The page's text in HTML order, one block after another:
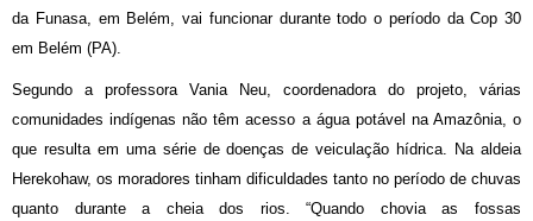
da Funasa, em Belém, vai funcionar durante todo o período da Cop 30
em Belém (PA).
Segundo a professora Vania Neu, coordenadora do projeto, várias
comunidades indígenas não têm acesso a água potável na Amazônia, o
que resulta em uma série de doenças de veiculação hídrica. Na aldeia
Herekohaw, os moradores tinham dificuldades tanto no período de chuvas
quanto durante a cheia dos rios. “Quando chovia as fossas